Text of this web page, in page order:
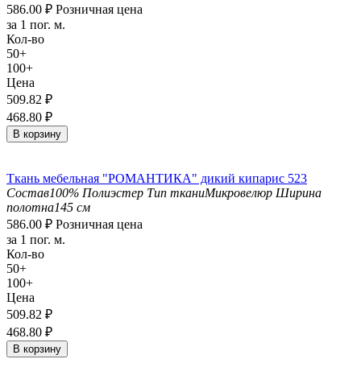
586.00 ₽ Розничная цена
за 1 пог. м.
Кол-во
50+
100+
Цена
509.82 ₽
468.80 ₽
В корзину
Ткань мебельная "РОМАНТИКА" дикий кипарис 523
Состав100% Полиэстер Тип тканиМикровелюр Ширина
полотна145 см
586.00 ₽ Розничная цена
за 1 пог. м.
Кол-во
50+
100+
Цена
509.82 ₽
468.80 ₽
В корзину